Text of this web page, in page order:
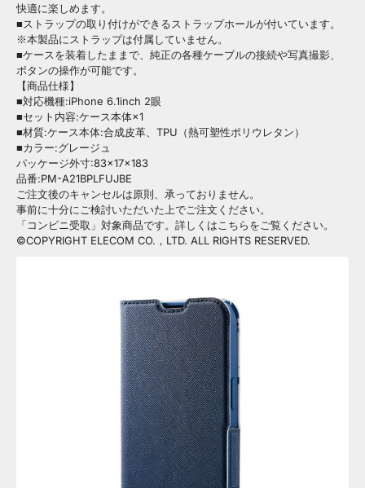
快適に楽しめます。
■ストラップの取り付けができるストラップホールが付いています。
※本製品にストラップは付属していません。
■ケースを装着したままで、純正の各種ケーブルの接続や写真撮影、
ボタンの操作が可能です。
【商品仕様】
■対応機種:iPhone 6.1inch 2眼
■セット内容:ケース本体×1
■材質:ケース本体:合成皮革、TPU（熱可塑性ポリウレタン）
■カラー:グレージュ
パッケージ外寸:83×17×183
品番:PM-A21BPLFUJBE
ご注文後のキャンセルは原則、承っておりません。
事前に十分にご検討いただいた上でご注文ください。
「コンビニ受取」対象商品です。詳しくはこちらをご覧ください。
©COPYRIGHT ELECOM CO.，LTD. ALL RIGHTS RESERVED.